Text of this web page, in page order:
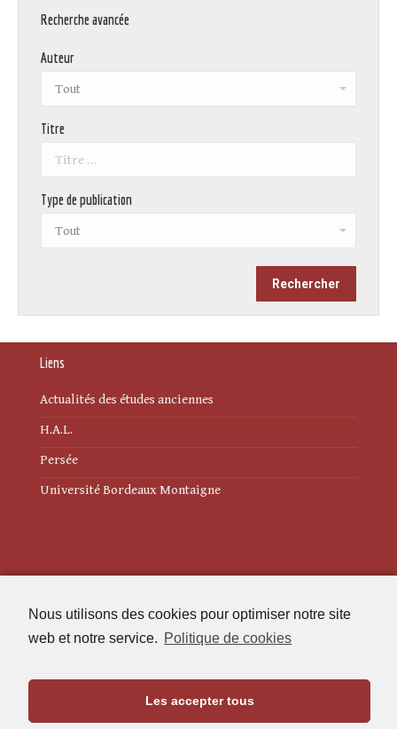
Nous utilisons des cookies pour optimiser notre site
web et notre service. Politique de cookies
Les accepter tous
Recherche avancée
Auteur
Titre
Type de publication
Liens
Actualités des études anciennes
H.A.L.
Persée
Université Bordeaux Montaigne
Politique de cookies (UE)
Maison de l'Archéologie